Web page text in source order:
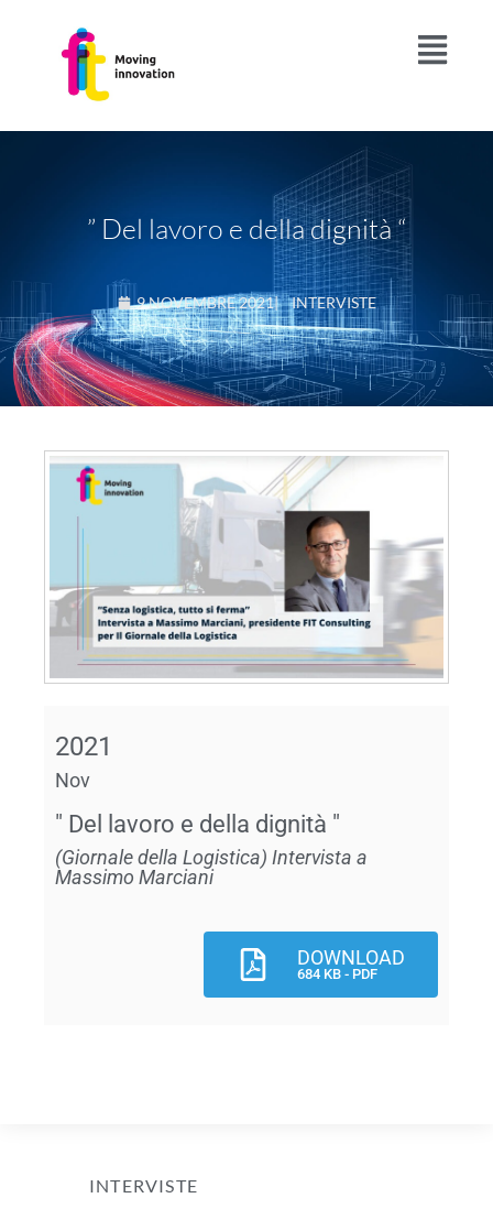
” Del lavoro e della dignità “
9 NOVEMBRE 2021|INTERVISTE
2021
Nov
" Del lavoro e della dignità "
(Giornale della Logistica) Intervista a
Massimo Marciani
DOWNLOAD
684 KB - PDF
INTERVISTE